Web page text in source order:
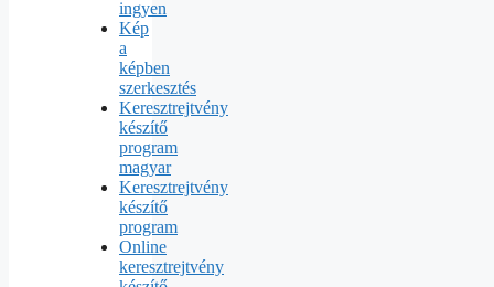
ingyen
Kép
a
képben
szerkesztés
Keresztrejtvény
készítő
program
magyar
Keresztrejtvény
készítő
program
Online
keresztrejtvény